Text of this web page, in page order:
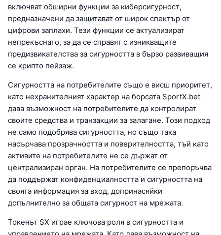
включват обширни функции за киберсигурност,
предназначени да защитават от широк спектър от
цифрови заплахи. Тези функции се актуализират
непрекъснато, за да се справят с изникващите
предизвикателства за сигурността в бързо развиващия
се крипто пейзаж.
Сигурността на потребителите също е висш приоритет,
като нехранителният характер на борсата SportX.bet
дава възможност на потребителите да контролират
своите средства и транзакции за залагане. Този подход
не само подобрява сигурността, но също така
насърчава прозрачността и поверителността, тъй като
активите на потребителите не се държат от
централизиран орган. На потребителите се препоръчва
да поддържат конфиденциалността и сигурността на
своята информация за вход, допринасяйки
допълнително за общата сигурност на мрежата.
Токенът SX играе ключова роля в сигурността и